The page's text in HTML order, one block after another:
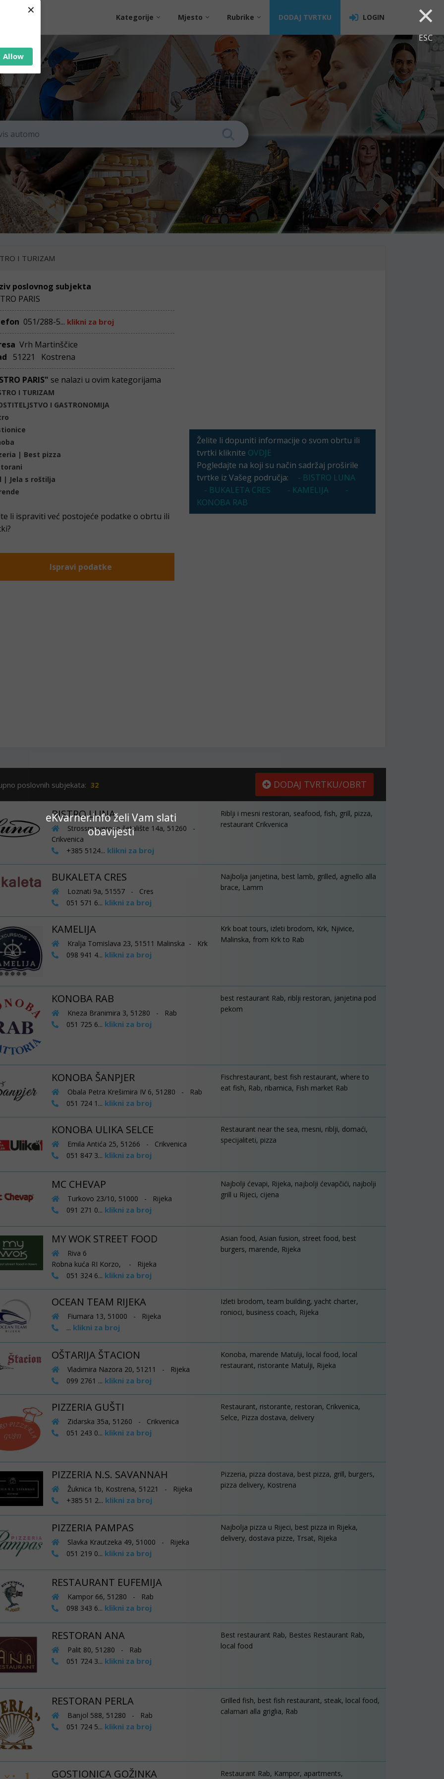
Allow
× ×
ESC
eKvarner.info želi Vam slati
obavijesti
Kategorije Mjesto Rubrike DODAJ TVRTKU LOGIN
I TURIZAM
poslovnog subjekta
PARIS
051/288-5... klikni za broj
Vrh Martinščice
51221 Kostrena
PARIS" se nalazi u ovim kategorijama
I TURIZAM
I GASTRONOMIJA
| Best pizza
| Jela s roštilja
li ispraviti već postojeće podatke o obrtu ili
Ispravi podatke
Želite li dopuniti informacije o svom obrtu ili
tvrtki kliknite OVDJE
Pogledajte na koji su način sadržaj proširile
tvrtke iz Vašeg područja:
- BISTRO LUNA
- BUKALETA CRES
- KAMELIJA
-
KONOBA RAB
poslovnih subjekata: 32 DODAJ TVRTKU/OBRT
BISTRO LUNA
Strossmayerovo šetalište 14a, 51260 -
Crikvenica
+385 5124... klikni za broj
Riblji i mesni restoran, seafood, fish, grill, pizza,
restaurant Crikvenica
BUKALETA CRES
Loznati 9a, 51557 - Cres
051 571 6... klikni za broj
Najbolja janjetina, best lamb, grilled, agnello alla
brace, Lamm
KAMELIJA
Kralja Tomislava 23, 51511 Malinska - Krk
098 941 4... klikni za broj
Krk boat tours, izleti brodom, Krk, Njivice,
Malinska, from Krk to Rab
KONOBA RAB
Kneza Branimira 3, 51280 - Rab
051 725 6... klikni za broj
best restaurant Rab, riblji restoran, janjetina pod
pekom
KONOBA ŠANPJER
Obala Petra Krešimira IV 6, 51280 - Rab
051 724 1... klikni za broj
Fischrestaurant, best fish restaurant, where to
eat fish, Rab, ribarnica, Fish market Rab
KONOBA ULIKA SELCE
Emila Antića 25, 51266 - Crikvenica
051 847 3... klikni za broj
Restaurant near the sea, mesni, riblji, domaći,
specijaliteti, pizza
MC CHEVAP
Turkovo 23/10, 51000 - Rijeka
091 271 0... klikni za broj
Najbolji ćevapi, Rijeka, najbolji ćevapčići, najbolji
grill u Rijeci, cijena
MY WOK STREET FOOD
Riva 6
Robna kuća RI Korzo, - Rijeka
051 324 6... klikni za broj
Asian food, Asian fusion, street food, best
burgers, marende, Rijeka
OCEAN TEAM RIJEKA
Fiumara 13, 51000 - Rijeka
... klikni za broj
Izleti brodom, team building, yacht charter,
ronioci, business coach, Rijeka
OŠTARIJA ŠTACION
Vladimira Nazora 20, 51211 - Rijeka
099 2761 ... klikni za broj
Konoba, marende Matulji, local food, local
restaurant, ristorante Matulji, Rijeka
PIZZERIA GUŠTI
Zidarska 35a, 51260 - Crikvenica
051 243 0... klikni za broj
Restaurant, ristorante, restoran, Crikvenica,
Selce, Pizza dostava, delivery
PIZZERIA N.S. SAVANNAH
Žuknica 1b, Kostrena, 51221 - Rijeka
+385 51 2... klikni za broj
Pizzeria, pizza dostava, best pizza, grill, burgers,
pizza delivery, Kostrena
PIZZERIA PAMPAS
Slavka Krautzeka 49, 51000 - Rijeka
051 219 0... klikni za broj
Najbolja pizza u Rijeci, best pizza in Rijeka,
delivery, dostava pizze, Trsat, Rijeka
RESTAURANT EUFEMIJA
Kampor 66, 51280 - Rab
098 343 6... klikni za broj
RESTORAN ANA
Palit 80, 51280 - Rab
051 724 3... klikni za broj
Best restaurant Rab, Bestes Restaurant Rab,
local food
RESTORAN PERLA
Banjol 588, 51280 - Rab
051 724 5... klikni za broj
Grilled fish, best fish restaurant, steak, local food,
calamari alla griglia, Rab
GOSTIONICA GOŽINKA Restaurant Rab, Kampor, apartments,